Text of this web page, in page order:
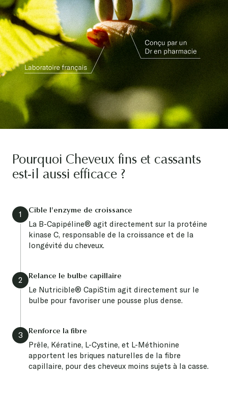
Pourquoi Cheveux fins et cassants
est-il aussi efficace ?
1 Cible l'enzyme de croissance
La B-Capipéline® agit directement sur la protéine
kinase C, responsable de la croissance et de la
longévité du cheveux.
2 Relance le bulbe capillaire
Le Nutricible® CapiStim agit directement sur le
bulbe pour favoriser une pousse plus dense.
3 Renforce la fibre
Prêle, Kératine, L-Cystine, et L-Méthionine
apportent les briques naturelles de la fibre
capillaire, pour des cheveux moins sujets à la casse.